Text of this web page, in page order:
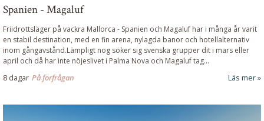
Spanien - Magaluf
Friidrottsläger på vackra Mallorca - Spanien och Magaluf har i många år varit
en stabil destination, med en fin arena, nylagda banor och hotellalternativ
inom gångavstånd.Lämpligt nog söker sig svenska grupper dit i mars eller
april och då har inte nöjeslivet i Palma Nova och Magaluf tag...
8 dagar På förfrågan Läs mer